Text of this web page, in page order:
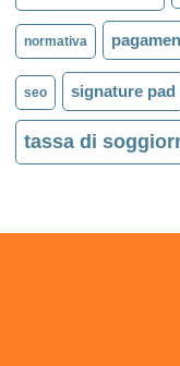
normativa
seo signature pad
tassa di